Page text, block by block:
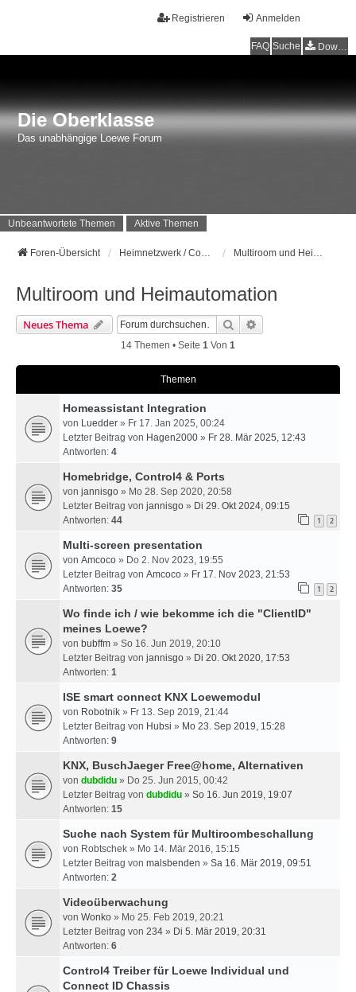
Anmelden
Registrieren
FAQ Suche Downloads
Die Oberklasse
Das unabhängige Loewe Forum
Unbeantwortete Themen Aktive Themen
Foren-Übersicht Heimnetzwerk / Computer Multiroom und Heimautomation
Multiroom und Heimautomation
Neues Thema Suche
14 Themen • Seite 1 Von 1
Themen
Homeassistant Integration
von Luedder » Fr 17. Jan 2025, 00:24
Letzter Beitrag von Hagen2000 » Fr 28. Mär 2025, 12:43
Antworten: 4
Homebridge, Control4 & Ports
von jannisgo » Mo 28. Sep 2020, 20:58
Letzter Beitrag von jannisgo » Di 29. Okt 2024, 09:15
Antworten: 44 1 2
Multi-screen presentation
von Amcoco » Do 2. Nov 2023, 19:55
Letzter Beitrag von Amcoco » Fr 17. Nov 2023, 21:53
Antworten: 35 1 2
Wo finde ich / wie bekomme ich die "ClientID"
meines Loewe?
von bubffm » So 16. Jun 2019, 20:10
Letzter Beitrag von jannisgo » Di 20. Okt 2020, 17:53
Antworten: 1
ISE smart connect KNX Loewemodul
von Robotnik » Fr 13. Sep 2019, 21:44
Letzter Beitrag von Hubsi » Mo 23. Sep 2019, 15:28
Antworten: 9
KNX, BuschJaeger Free@home, Alternativen
von dubdidu » Do 25. Jun 2015, 00:42
Letzter Beitrag von dubdidu » So 16. Jun 2019, 19:07
Antworten: 15
Suche nach System für Multiroombeschallung
von Robtschek » Mo 14. Mär 2016, 15:15
Letzter Beitrag von malsbenden » Sa 16. Mär 2019, 09:51
Antworten: 2
Videoüberwachung
von Wonko » Mo 25. Feb 2019, 20:21
Letzter Beitrag von 234 » Di 5. Mär 2019, 20:31
Antworten: 6
Control4 Treiber für Loewe Individual und
Connect ID Chassis